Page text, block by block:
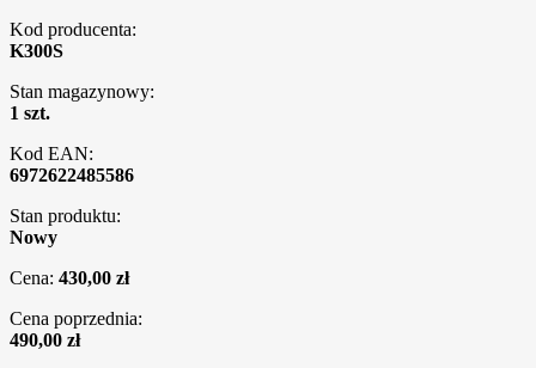
Kod producenta:
K300S
Stan magazynowy:
1 szt.
Kod EAN:
6972622485586
Stan produktu:
Nowy
Cena: 430,00 zł
Cena poprzednia:
490,00 zł